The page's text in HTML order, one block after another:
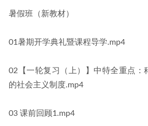
暑假班（新教材）
01暑期开学典礼暨课程导学.mp4
02【一轮复习（上）】中特全重点：
的社会主义制度.mp4
03 课前回顾1.mp4